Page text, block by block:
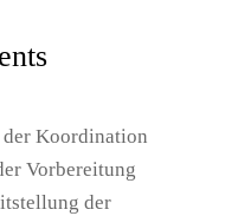
der Koordination
Vorbereitung
der